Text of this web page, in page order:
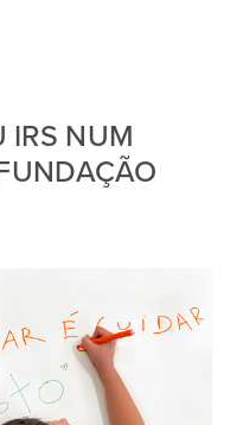
IRS NUM